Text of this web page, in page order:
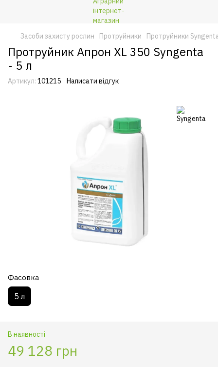
Засоби захисту рослин Протруйники Протруйники
Протруйник Апрон XL 350 Syngenta
- 5 л
Артикул: 101215 Написати відгук
Фасовка
5 л
В наявності
49 128 грн